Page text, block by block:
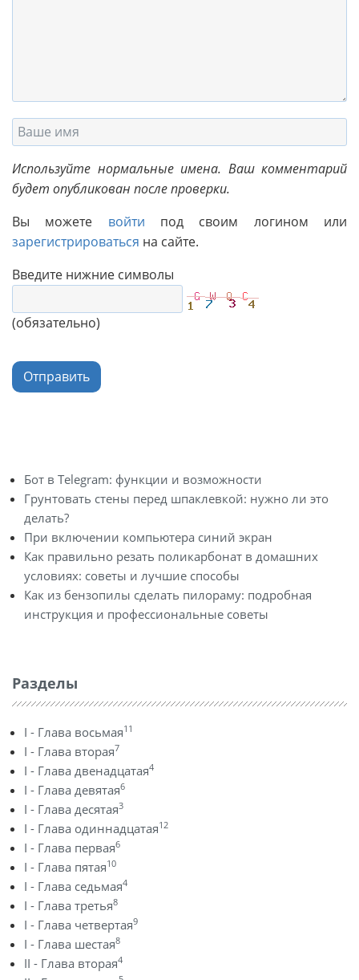
Используйте нормальные имена. Ваш комментарий
будет опубликован после проверки.
Вы можете войти под своим логином или
зарегистрироваться на сайте.
Введите нижние символы
(обязательно)
Отправить
Бот в Telegram: функции и возможности
Грунтовать стены перед шпаклевкой: нужно ли это
делать?
При включении компьютера синий экран
Как правильно резать поликарбонат в домашних
условиях: советы и лучшие способы
Как из бензопилы сделать пилораму: подробная
инструкция и профессиональные советы
Разделы
I - Глава восьмая11
I - Глава вторая7
I - Глава двенадцатая4
I - Глава девятая6
I - Глава десятая3
I - Глава одиннадцатая12
I - Глава первая6
I - Глава пятая10
I - Глава седьмая4
I - Глава третья8
I - Глава четвертая9
I - Глава шестая8
II - Глава вторая4